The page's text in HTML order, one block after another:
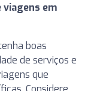
viagens em
boas
de serviços e
que